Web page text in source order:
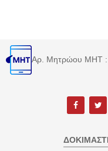
Αρ. Μητρώου MHT